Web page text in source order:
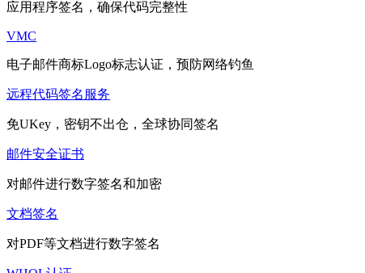
应用程序签名，确保代码完整性
VMC
电子邮件商标Logo标志认证，预防网络钓鱼
远程代码签名服务
免UKey，密钥不出仓，全球协同签名
邮件安全证书
对邮件进行数字签名和加密
文档签名
对PDF等文档进行数字签名